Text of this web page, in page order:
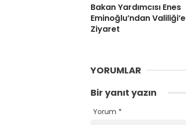
Bakan Yardımcısı Enes
Eminoğlu’ndan Valiliği’e
Ziyaret
YORUMLAR
Bir yanıt yazın
Yorum *